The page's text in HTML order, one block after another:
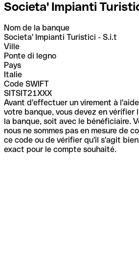
Societa' Impianti
Nom de la banque
Societa' Impianti Turistici - S.i.t
Ville
Ponte di legno
Pays
Italie
Code SWIFT
SITSIT21XXX
Avant d'effectuer un virement à
votre banque, vous devez en
la banque, soit avec le bénéficiaire.
nous ne sommes pas en mesure de
ce code ou de vérifier qu'il s'agit
exact pour le compte souhaité.